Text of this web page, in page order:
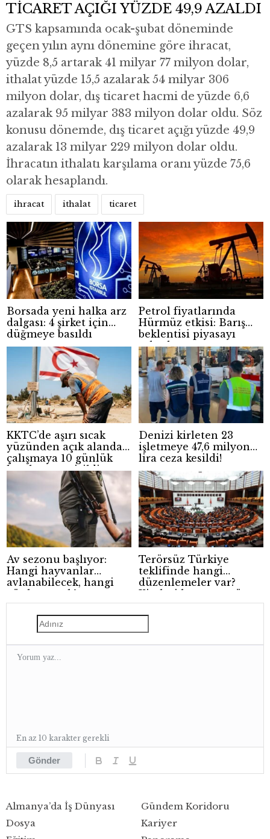
TİCARET AÇIĞI YÜZDE 49,9 AZALDI
GTS kapsamında ocak-şubat döneminde
geçen yılın aynı dönemine göre ihracat,
yüzde 8,5 artarak 41 milyar 77 milyon dolar,
ithalat yüzde 15,5 azalarak 54 milyar 306
milyon dolar, dış ticaret hacmi de yüzde 6,6
azalarak 95 milyar 383 milyon dolar oldu. Söz
konusu dönemde, dış ticaret açığı yüzde 49,9
azalarak 13 milyar 229 milyon dolar oldu.
İhracatın ithalatı karşılama oranı yüzde 75,6
olarak hesaplandı.
ihracat ithalat ticaret
Borsada yeni halka arz
dalgası: 4 şirket için
düğmeye basıldı
Petrol fiyatlarında
Hürmüz etkisi: Barış
beklentisi piyasayı
rahatlattı
KKTC’de aşırı sıcak
yüzünden açık alanda
çalışmaya 10 günlük
kısıtlama getirildi
Denizi kirleten 23
işletmeye 47,6 milyon
lira ceza kesildi!
Av sezonu başlıyor:
Hangi hayvanlar
avlanabilecek, hangi
günler yasak?
Terörsüz Türkiye
teklifinde hangi
düzenlemeler var?
Kimleri kapsıyor, süreç
nasıl işleyecek?
Gönder
En az 10 karakter gerekli
Almanya’da İş Dünyası
Dosya
Gündem Koridoru
Kariyer